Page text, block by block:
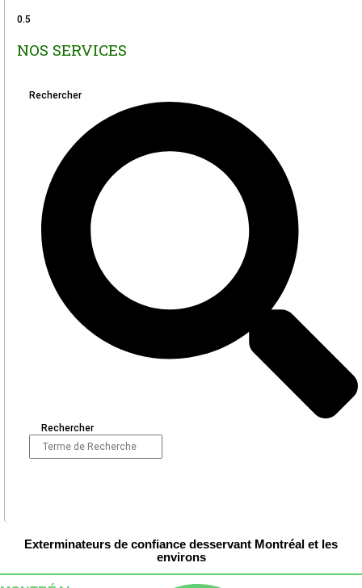
NOS SERVICES
Rechercher
Rechercher
Exterminateurs de confiance desservant Montréal et les
environs